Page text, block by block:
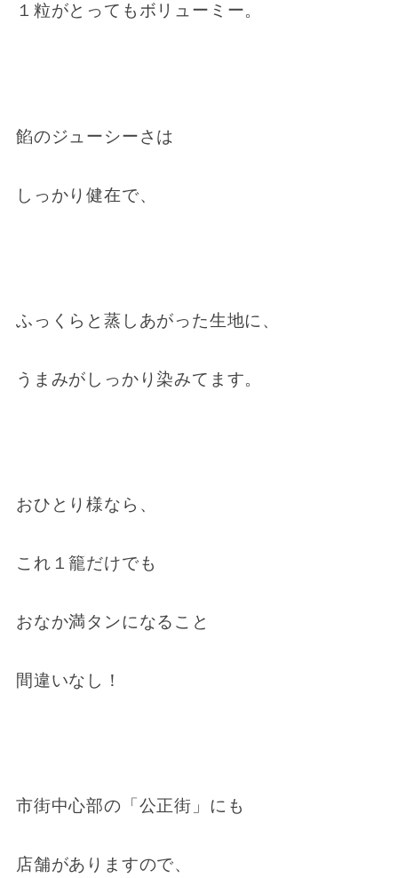
１粒がとってもボリューミー。
餡のジューシーさは
しっかり健在で、
ふっくらと蒸しあがった生地に、
うまみがしっかり染みてます。
おひとり様なら、
これ１籠だけでも
おなか満タンになること
間違いなし！
市街中心部の「公正街」にも
店舗がありますので、